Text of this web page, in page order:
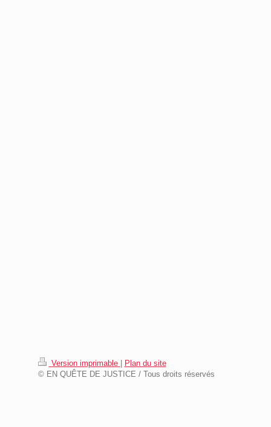
Version imprimable
Plan du site
© EN QUÊTE DE JUSTICE / Tous droits réservés